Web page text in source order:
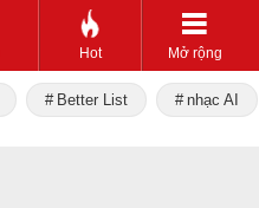
Hot Mở rộng
Better List nhạc AI